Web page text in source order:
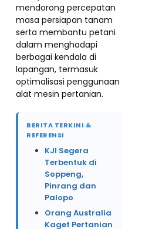
mendorong percepatan
masa persiapan tanam
serta membantu petani
dalam menghadapi
berbagai kendala di
lapangan, termasuk
optimalisasi penggunaan
alat mesin pertanian.
BERITA TERKINI &
REFERENSI
KJI Segera
Terbentuk di
Soppeng,
Pinrang dan
Palopo
Orang Australia
Kaget Pertanian